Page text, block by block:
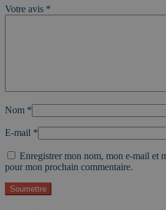
Votre avis *
Nom *
E-mail *
Enregistrer mon nom, mon e-mail et
pour mon prochain commentaire.